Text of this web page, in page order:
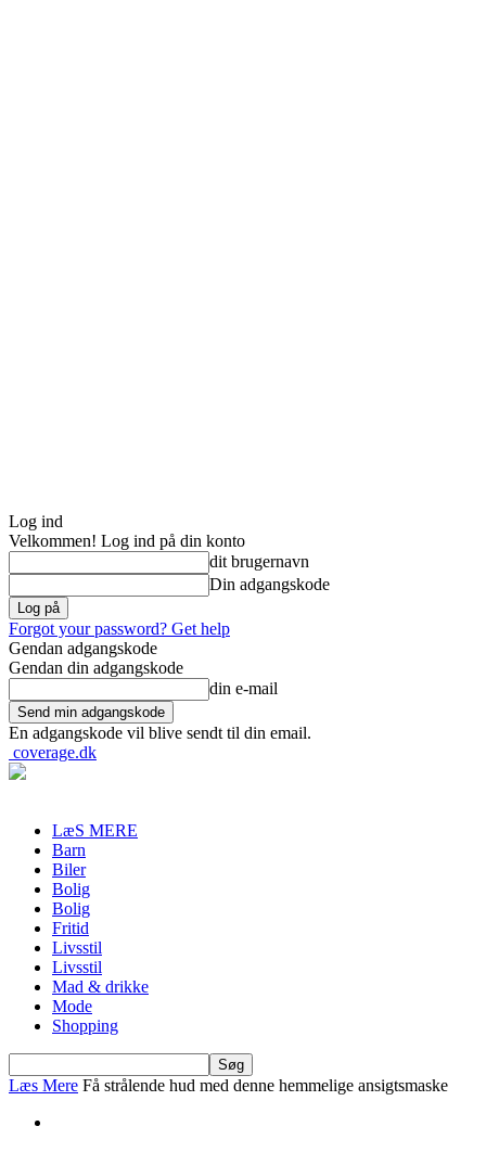
Log ind
Velkommen! Log ind på din konto
dit brugernavn
Din adgangskode
Forgot your password? Get help
Gendan adgangskode
Gendan din adgangskode
din e-mail
En adgangskode vil blive sendt til din email.
coverage.dk
LæS MERE
Barn
Biler
Bolig
Bolig
Fritid
Livsstil
Livsstil
Mad & drikke
Mode
Shopping
Læs Mere Få strålende hud med denne hemmelige ansigtsmaske